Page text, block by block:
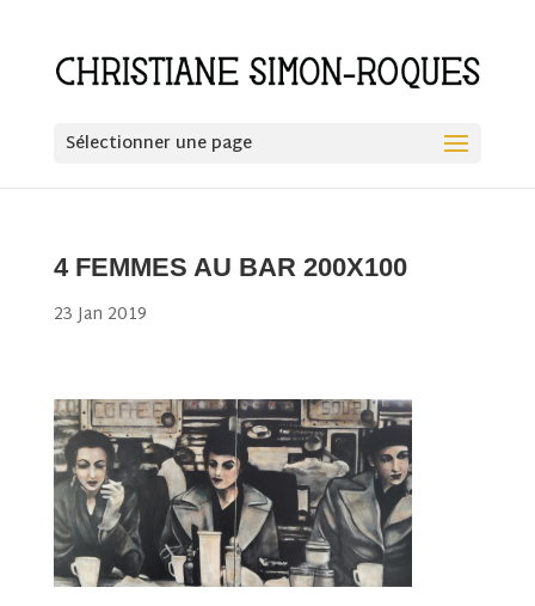
Sélectionner une page
4 FEMMES AU BAR 200X100
23 Jan 2019